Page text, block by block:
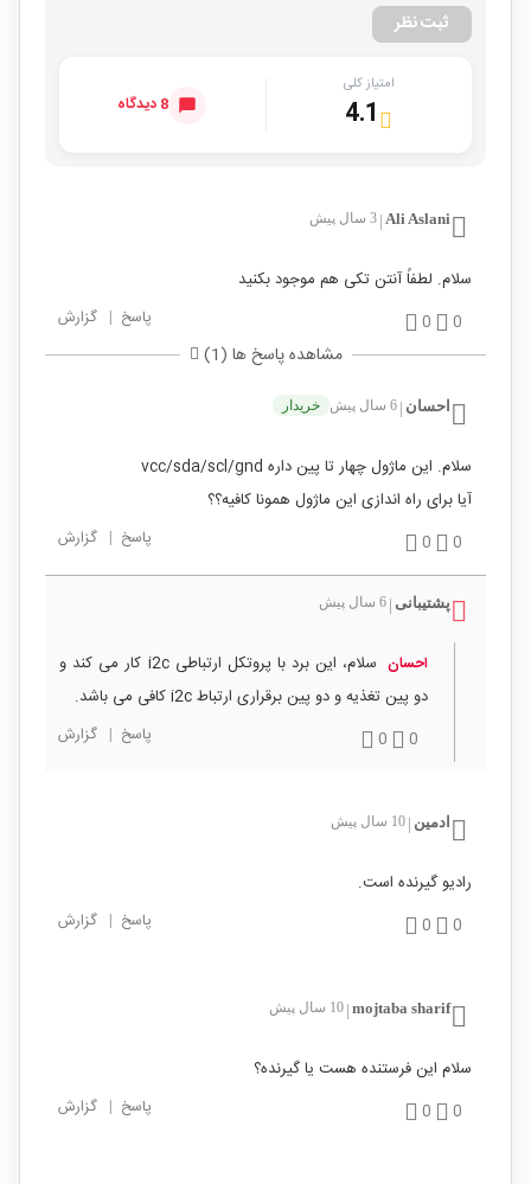
ثبت نظر
امتیاز کلی
4.1 8 دیدگاه
Ali Aslani 3 سال پیش
سلام. لطفاً آنتن تکی هم موجود بکنید
0
0 پاسخ | گزارش
مشاهده پاسخ ها (1)
احسان 6 سال پیش خریدار
سلام. این ماژول چهار تا پین داره vcc/sda/scl/gnd
آیا برای راه اندازی این ماژول همونا کافیه؟؟
0
0 پاسخ | گزارش
پشتیبانی 6 سال پیش
احسان
سلام، این برد با پروتکل ارتباطی i2c کار می کند و
دو پین تغذیه و دو پین برقراری ارتباط i2c کافی می باشد.
0
0 پاسخ | گزارش
ادمین 10 سال پیش
رادیو گیرنده است.
0
0 پاسخ | گزارش
mojtaba sharif 10 سال پیش
سلام این فرستنده هست یا گیرنده؟
0
0 پاسخ | گزارش